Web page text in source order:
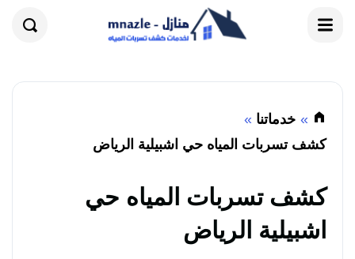
خدماتنا
كشف تسربات المياه حي اشبيلية الرياض
كشف تسربات المياه حي
اشبيلية الرياض